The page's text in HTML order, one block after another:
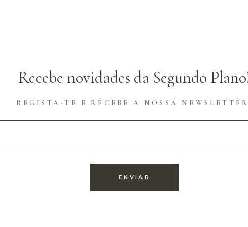
Recebe novidades da Segundo
REGISTA-TE E RECEBE A NOSSA